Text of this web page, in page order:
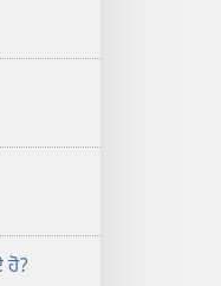
ਹੋ?